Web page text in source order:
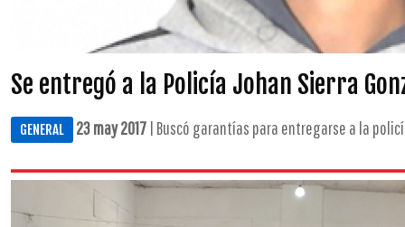
Se entregó a la Policía Johan Sierra
GENERAL 23 may 2017 | Buscó garantías para entregarse a la